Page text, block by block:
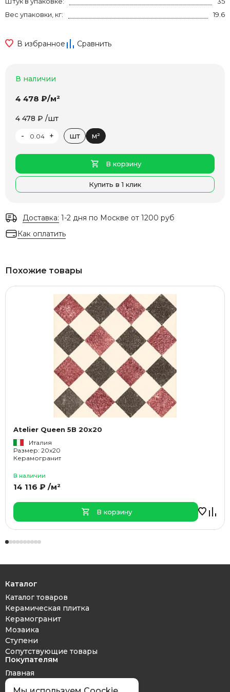
Вес упаковки, кг:
19.6
В избранное Сравнить
В наличии
4 478 ₽/м²
4 478 ₽ /шт
-
+ шт м²
В корзину
Купить в 1 клик
Доставка: 1-2 дня по Москве от 1200 руб
Как оплатить
Похожие товары
Atelier Queen 5B 20x20
Италия
Размер: 20x20
Керамогранит
В наличии
14 116 ₽ /м²
В корзину
Каталог
Каталог товаров
Керамическая плитка
Керамогранит
Мозаика
Ступени
Сопутствующие товары
Покупателям
Главная
Дизайн проект